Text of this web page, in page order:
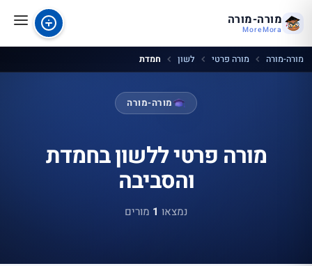
מורה-מורה
MoreMora
מורה-מורה מורה פרטי לשון חמדת
מורה-מורה
מורה פרטי ללשון בחמדת
והסביבה
נמצאו 1 מורים